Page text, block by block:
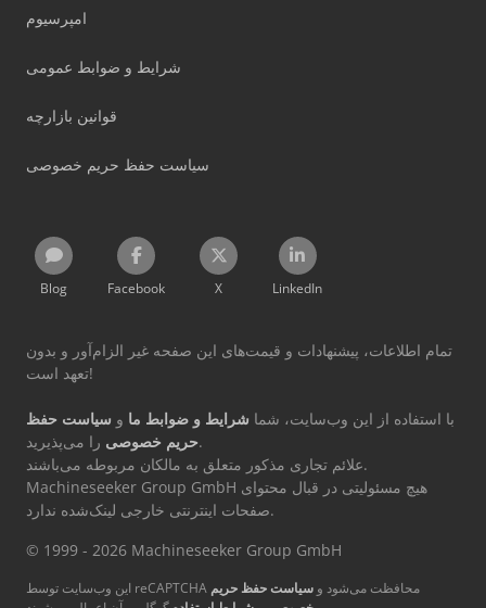
امپرسیوم
شرایط و ضوابط عمومی
قوانین بازارچه
سیاست حفظ حریم خصوصی
Blog Facebook X LinkedIn
تمام اطلاعات، پیشنهادات و قیمت‌های این صفحه غیر الزام‌آور و بدون
تعهد است!
با استفاده از این وب‌سایت، شما شرایط و ضوابط ما و سیاست حفظ
حریم خصوصیرا می‌پذیرید.
علائم تجاری مذکور متعلق به مالکان مربوطه می‌باشند.
Machineseeker Group GmbH هیچ مسئولیتی در قبال محتوای
صفحات اینترنتی خارجی لینک‌شده ندارد.
© 1999 - 2026 Machineseeker Group GmbH
این وب‌سایت توسط reCAPTCHA محافظت می‌شود و سیاست حفظ حریم